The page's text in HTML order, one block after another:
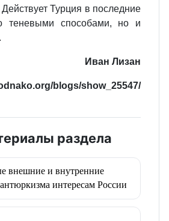
Турция в последние
теневыми способами, но и
Иван Лизан
blogs/show_25547/
раздела
внешние и внутренние
интересам России